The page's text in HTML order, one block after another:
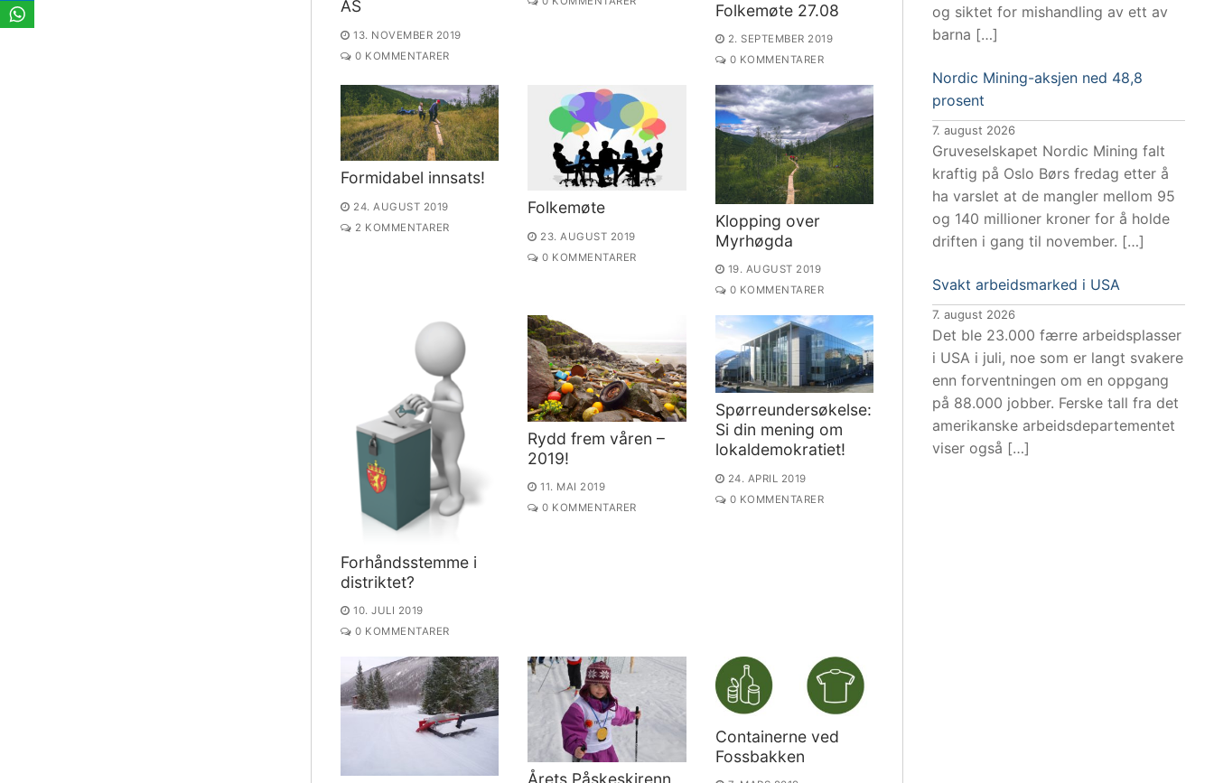
AS
13. NOVEMBER 2019
0 KOMMENTARER
Folkemøte 27.08
2. SEPTEMBER 2019
0 KOMMENTARER
Formidabel innsats!
24. AUGUST 2019
2 KOMMENTARER
Folkemøte
23. AUGUST 2019
0 KOMMENTARER
Klopping over
Myrhøgda
19. AUGUST 2019
0 KOMMENTARER
Forhåndsstemme i
distriktet?
10. JULI 2019
0 KOMMENTARER
Rydd frem våren –
2019!
11. MAI 2019
0 KOMMENTARER
Spørreundersøkelse:
Si din mening om
lokaldemokratiet!
24. APRIL 2019
0 KOMMENTARER
Årets Påskeskirenn
Containerne ved
Fossbakken
og siktet for mishandling av ett av
barna […]
Nordic Mining-aksjen ned 48,8
prosent
7. august 2026
Gruveselskapet Nordic Mining falt
kraftig på Oslo Børs fredag etter å
ha varslet at de mangler mellom 95
og 140 millioner kroner for å holde
driften i gang til november. […]
Svakt arbeidsmarked i USA
7. august 2026
Det ble 23.000 færre arbeidsplasser
i USA i juli, noe som er langt svakere
enn forventningen om en oppgang
på 88.000 jobber. Ferske tall fra det
amerikanske arbeidsdepartementet
viser også […]